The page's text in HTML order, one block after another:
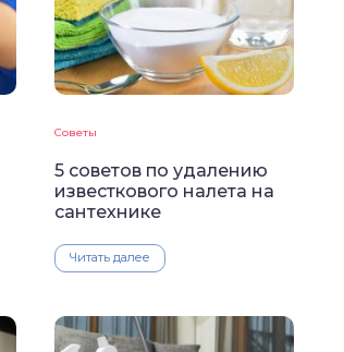
Советы
5 советов по удалению
известкового налета на
сантехнике
Читать далее